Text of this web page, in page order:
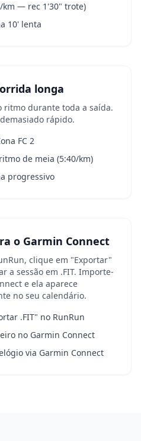
km — rec 1'30" trote)
10' lenta
longa
ritmo durante toda a saída.
rápido.
FC 2
de meia (5:40/km)
progressivo
o Garmin Connect
clique em "Exportar"
a sessão em .FIT. Importe-
e ela aparece
no seu calendário.
.FIT" no RunRun
no Garmin Connect
via Garmin Connect